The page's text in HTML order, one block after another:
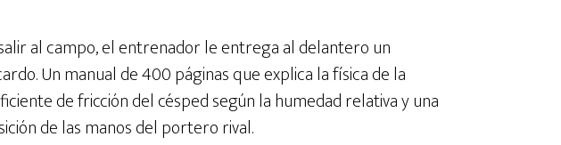
al campo, el entrenador le entrega al delantero un
Un manual de 400 páginas que explica la física de la
de fricción del césped según la humedad relativa y una
de las manos del portero rival.